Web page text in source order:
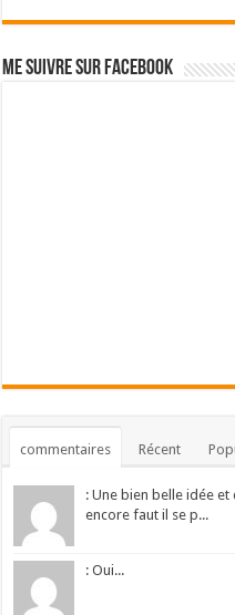
Me suivre sur Facebook
commentaires Récent
: Une bien belle idée
encore faut il se p...
: Oui...